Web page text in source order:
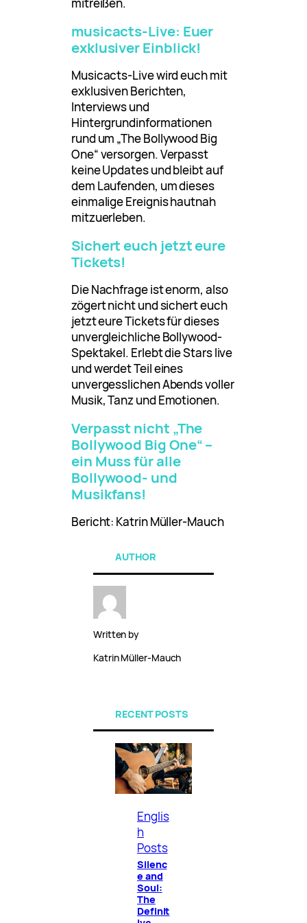
musicacts-Live: Euer
exklusiver Einblick!
Musicacts-Live wird euch mit
exklusiven Berichten,
Interviews und
Hintergrundinformationen
rund um „The Bollywood Big
One“ versorgen. Verpasst
keine Updates und bleibt auf
dem Laufenden, um dieses
einmalige Ereignis hautnah
mitzuerleben.
Sichert euch jetzt eure
Tickets!
Die Nachfrage ist enorm, also
zögert nicht und sichert euch
jetzt eure Tickets für dieses
unvergleichliche Bollywood-
Spektakel. Erlebt die Stars live
und werdet Teil eines
unvergesslichen Abends voller
Musik, Tanz und Emotionen.
Verpasst nicht „The
Bollywood Big One“ –
ein Muss für alle
Bollywood- und
Musikfans!
Bericht: Katrin Müller-Mauch
AUTHOR
Written by
Katrin Müller-Mauch
RECENT POSTS
Englis
h
Posts
Silenc
e and
Soul:
The
Definit